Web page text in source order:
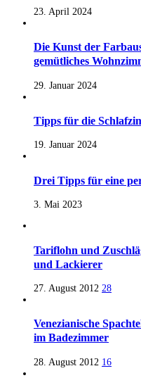
23. April 2024
Die Kunst der
gemütliches
29. Januar 2024
Tipps für die
19. Januar 2024
Drei Tipps für eine
3. Mai 2023
Tariflohn und
und Lackierer
27. August 2012 28
Venezianische
im Badezimmer
28. August 2012 16